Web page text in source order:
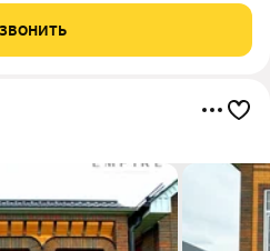
временем на дорогу.